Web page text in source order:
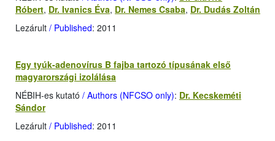
Róbert, Dr. Ivanics Éva, Dr. Nemes Csaba, Dr. Dudás Zoltán
Lezárult / Published: 2011
Egy tyúk-adenovírus B fajba tartozó típusának első
magyarországi izolálása
NÉBIH-es kutató / Authors (NFCSO only): Dr. Kecskeméti
Sándor
Lezárult / Published: 2011